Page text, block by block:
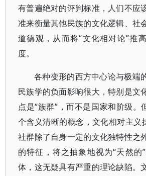
有普遍绝对的评判标准，人们不应
准来衡量其他民族的文化逻辑、社
道德观，从而将“文化相对论”推
度。
各种变形的西方中心论与极端
民族学的负面影响很大，特别是文
点是“族群”，而不是国家和阶级。
个含义清晰的概念，文化相对主义
社群除了自身一定的文化独特性之
的特征，将之抽象地视为“天然的
体，这无疑具有严重的理论缺陷。